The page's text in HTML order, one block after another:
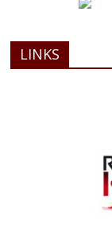
LINKS